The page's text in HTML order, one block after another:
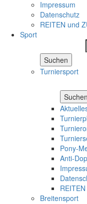
Impressum
Datenschutz
REITEN und
Sport
Suchen
Turniersport
Suchen
Pony-
Anti-
Breitensport